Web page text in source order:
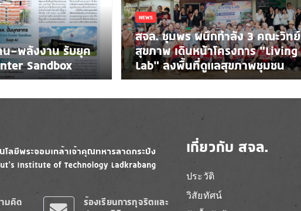
น-พลังงาน รับยุค
Sandbox
NEWS
สจล. ชุมพร ผนึกกำลัง 3 คณะวิทย์
สุขภาพ เดินหน้าโครงการ “Living
Lab” ลงพื้นที่ดูแลสุขภาพชุมชน
มคิด
ร้องเรียนการทุจริตและ
เกี่ยวกับ สจล.
ประวัติ
วิสัยทัศน์